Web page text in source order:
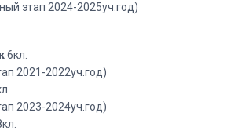
этап 2024-2025уч.год)
6кл.
2021-2022уч.год)
2023-2024уч.год)